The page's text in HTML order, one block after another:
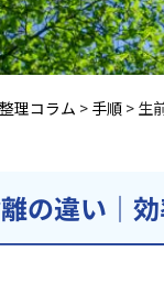
理コラム > 手順 > 生
の違い｜